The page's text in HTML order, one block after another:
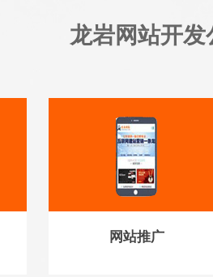
龙岩网站开
网站推广